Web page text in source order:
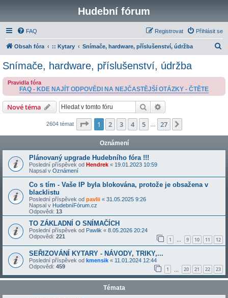
Hudební fórum
FAQ Přihlásit se
Registrovat
Obsah fóra :: Kytary Snímače, hardware, příslušenství, údržba
a
Snímače, hardware, příslušenství, údržba
Pravidla fóra
FAQ - KDE NAJÍT ODPOVĚDI NA NEJČASTĚJŠÍ OTÁZKY - ČTĚTE
Nové téma Hledat
2604 témat Stránka z 27
1 2 3 4 5 27
Oznámení
Plánovaný upgrade Hudebního fóra !!!
Poslední příspěvek od Hendrek « 19.01.2023 10:59
Napsal v Oznámení
Co s tím - Vaše IP byla blokována, protože je obsažena v
blacklistu
Poslední příspěvek od pavlii « 31.05.2025 9:26
Napsal v HudebníFórum.cz
Odpovědi: 13
TO ZÁKLADNÍ O SNÍMAČÍCH
Poslední příspěvek od Pawlik « 8.05.2026 20:24
Odpovědi: 221 1 … 9 10 11 12
SEŘIZOVÁNÍ KYTARY - NÁVODY, TRIKY,...
Poslední příspěvek od kmensik « 11.01.2024 12:44
Odpovědi: 459 1 20 21 22 23
Témata